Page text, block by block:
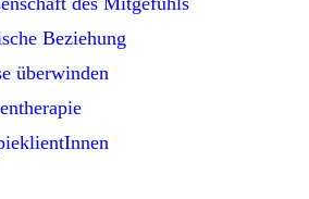
Beziehung
überwinden